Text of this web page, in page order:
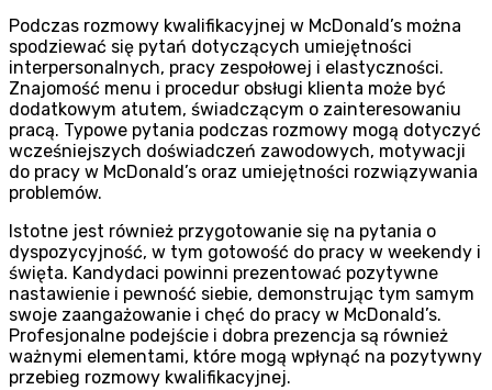
Podczas rozmowy kwalifikacyjnej w McDonald’s można
spodziewać się pytań dotyczących umiejętności
interpersonalnych, pracy zespołowej i elastyczności.
Znajomość menu i procedur obsługi klienta może być
dodatkowym atutem, świadczącym o zainteresowaniu
pracą. Typowe pytania podczas rozmowy mogą dotyczyć
wcześniejszych doświadczeń zawodowych, motywacji
do pracy w McDonald’s oraz umiejętności rozwiązywania
problemów.
Istotne jest również przygotowanie się na pytania o
dyspozycyjność, w tym gotowość do pracy w weekendy i
święta. Kandydaci powinni prezentować pozytywne
nastawienie i pewność siebie, demonstrując tym samym
swoje zaangażowanie i chęć do pracy w McDonald’s.
Profesjonalne podejście i dobra prezencja są również
ważnymi elementami, które mogą wpłynąć na pozytywny
przebieg rozmowy kwalifikacyjnej.